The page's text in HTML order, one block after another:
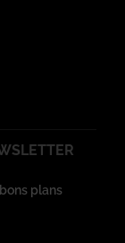
plans